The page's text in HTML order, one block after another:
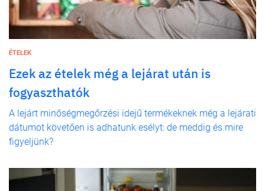
ÉTELEK
Ezek az ételek még a lejárat után is
fogyaszthatók
A lejárt minőségmegőrzési idejű termékeknek még a lejárati
dátumot követően is adhatunk esélyt: de meddig és mire
figyeljünk?